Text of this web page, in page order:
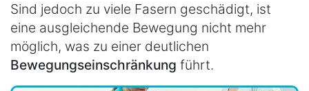
Sind jedoch zu viele Fasern geschädigt, ist
eine ausgleichende Bewegung nicht mehr
möglich, was zu einer deutlichen
Bewegungseinschränkung führt.